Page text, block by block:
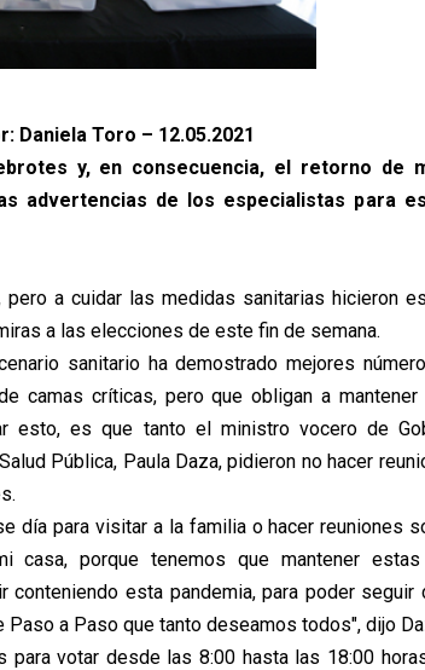
Daniela Toro – 12.05.2021
y, en consecuencia, el retorno de
advertencias de los especialistas para
pero a cuidar las medidas sanitarias hicieron
a las elecciones de este fin de semana.
sanitario ha demostrado mejores
camas críticas, pero que obligan a
esto, es que tanto el ministro vocero de
Pública, Paula Daza, pidieron no hacer
día para visitar a la familia o hacer reuniones
porque tenemos que mantener
conteniendo esta pandemia, para poder seguir
a Paso que tanto deseamos todos", dijo
para votar desde las 8:00 hasta las 18:00